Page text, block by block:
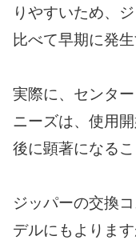
りやすいため、
比べて早期に発
実際に、センタ
ニーズは、使用
後に顕著になるこ
ジッパーの交換
デルにもよりま